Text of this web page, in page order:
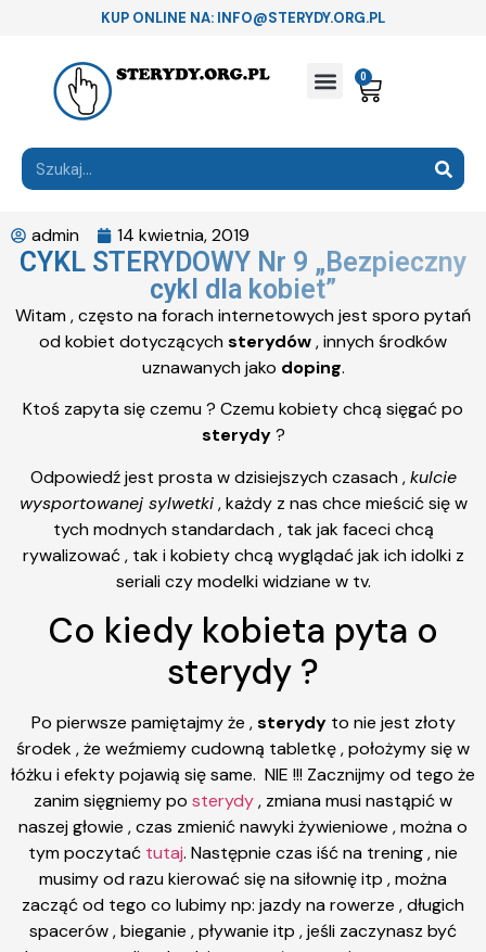
KUP ONLINE NA: INFO@STERYDY.ORG.PL
0
admin 14 kwietnia, 2019
CYKL STERYDOWY Nr 9 „Bezpieczny
cykl dla kobiet”
Witam , często na forach internetowych jest sporo pytań
od kobiet dotyczących sterydów, innych środków
uznawanych jako doping.
Ktoś zapyta się czemu ? Czemu kobiety chcą sięgać po
sterydy?
Odpowiedź jest prosta w dzisiejszych czasach ,kulcie
wysportowanej sylwetki, każdy z nas chce mieścić się w
tych modnych standardach , tak jak faceci chcą
rywalizować , tak i kobiety chcą wyglądać jak ich idolki z
seriali czy modelki widziane w tv.
Co kiedy kobieta pyta o
sterydy ?
Po pierwsze pamiętajmy że ,sterydyto nie jest złoty
środek , że weźmiemy cudowną tabletkę , położymy się w
łóżku i efekty pojawią się same. NIE !!! Zacznijmy od tego że
zanim sięgniemy po sterydy, zmiana musi nastąpić w
naszej głowie , czas zmienić nawyki żywieniowe , można o
tym poczytać tutaj. Następnie czas iść na trening , nie
musimy od razu kierować się na siłownię itp , można
zacząć od tego co lubimy np: jazdy na rowerze , długich
spacerów , bieganie , pływanie itp , jeśli zaczynasz być